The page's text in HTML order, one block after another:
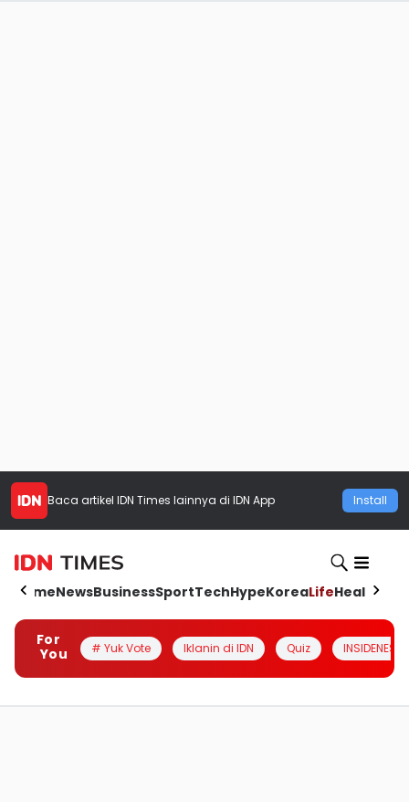
Baca artikel IDN Times lainnya di IDN App Install
HomeNewsBusinessSportTechHypeKoreaLifeHealth
For
You
# Yuk Vote Iklanin di IDN Quiz INSIDENESIA